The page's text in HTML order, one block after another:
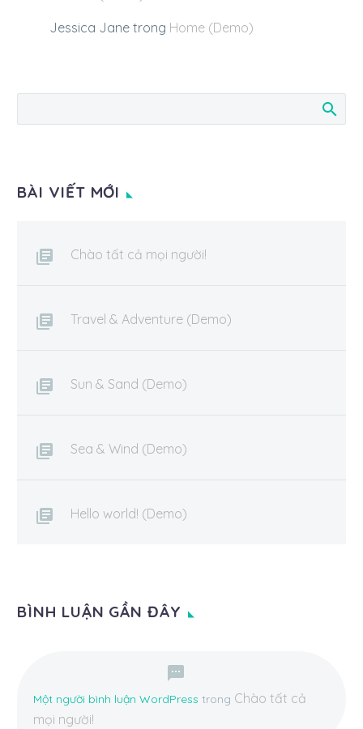
Jessica Jane trong Home (Demo)
BÀI VIẾT MỚI
Chào tất cả mọi người!
Travel & Adventure (Demo)
Sun & Sand (Demo)
Sea & Wind (Demo)
Hello world! (Demo)
BÌNH LUẬN GẦN ĐÂY
Một người bình luận WordPress trong Chào tất cả
mọi người!